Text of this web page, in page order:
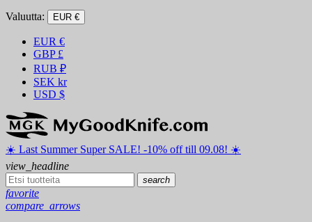
Valuutta: EUR €
EUR €
GBP £
RUB ₽
SEK kr
USD $
☀️ ️Last Summer Super SALE! -10% off till 09.08! ☀️
view_headline
search
favorite
compare_arrows